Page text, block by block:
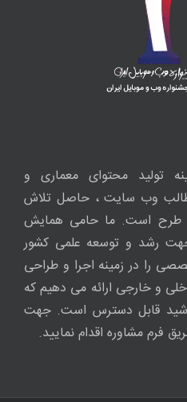
تولید محتوای معماری و
وب سایت ، حاصل تلاش
طرح است. ما حامی همایش
رشد و توسعه علمی کشور
را در زمینه اجرا و طراحی
و خارجی ارائه می دهیم که
قابل دسترس است. جهت
فرم مشاوره اقدام نمایید.